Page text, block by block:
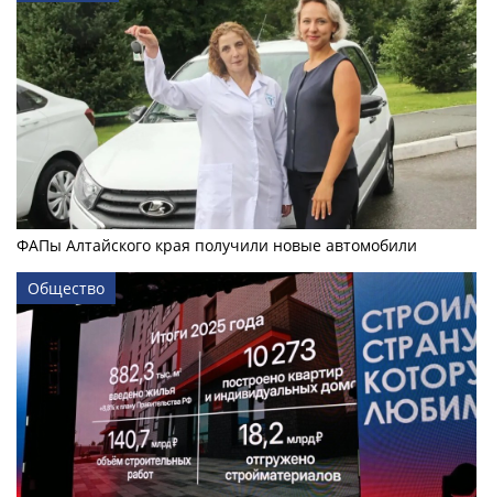
ФАПы Алтайского края получили новые автомобили
Общество